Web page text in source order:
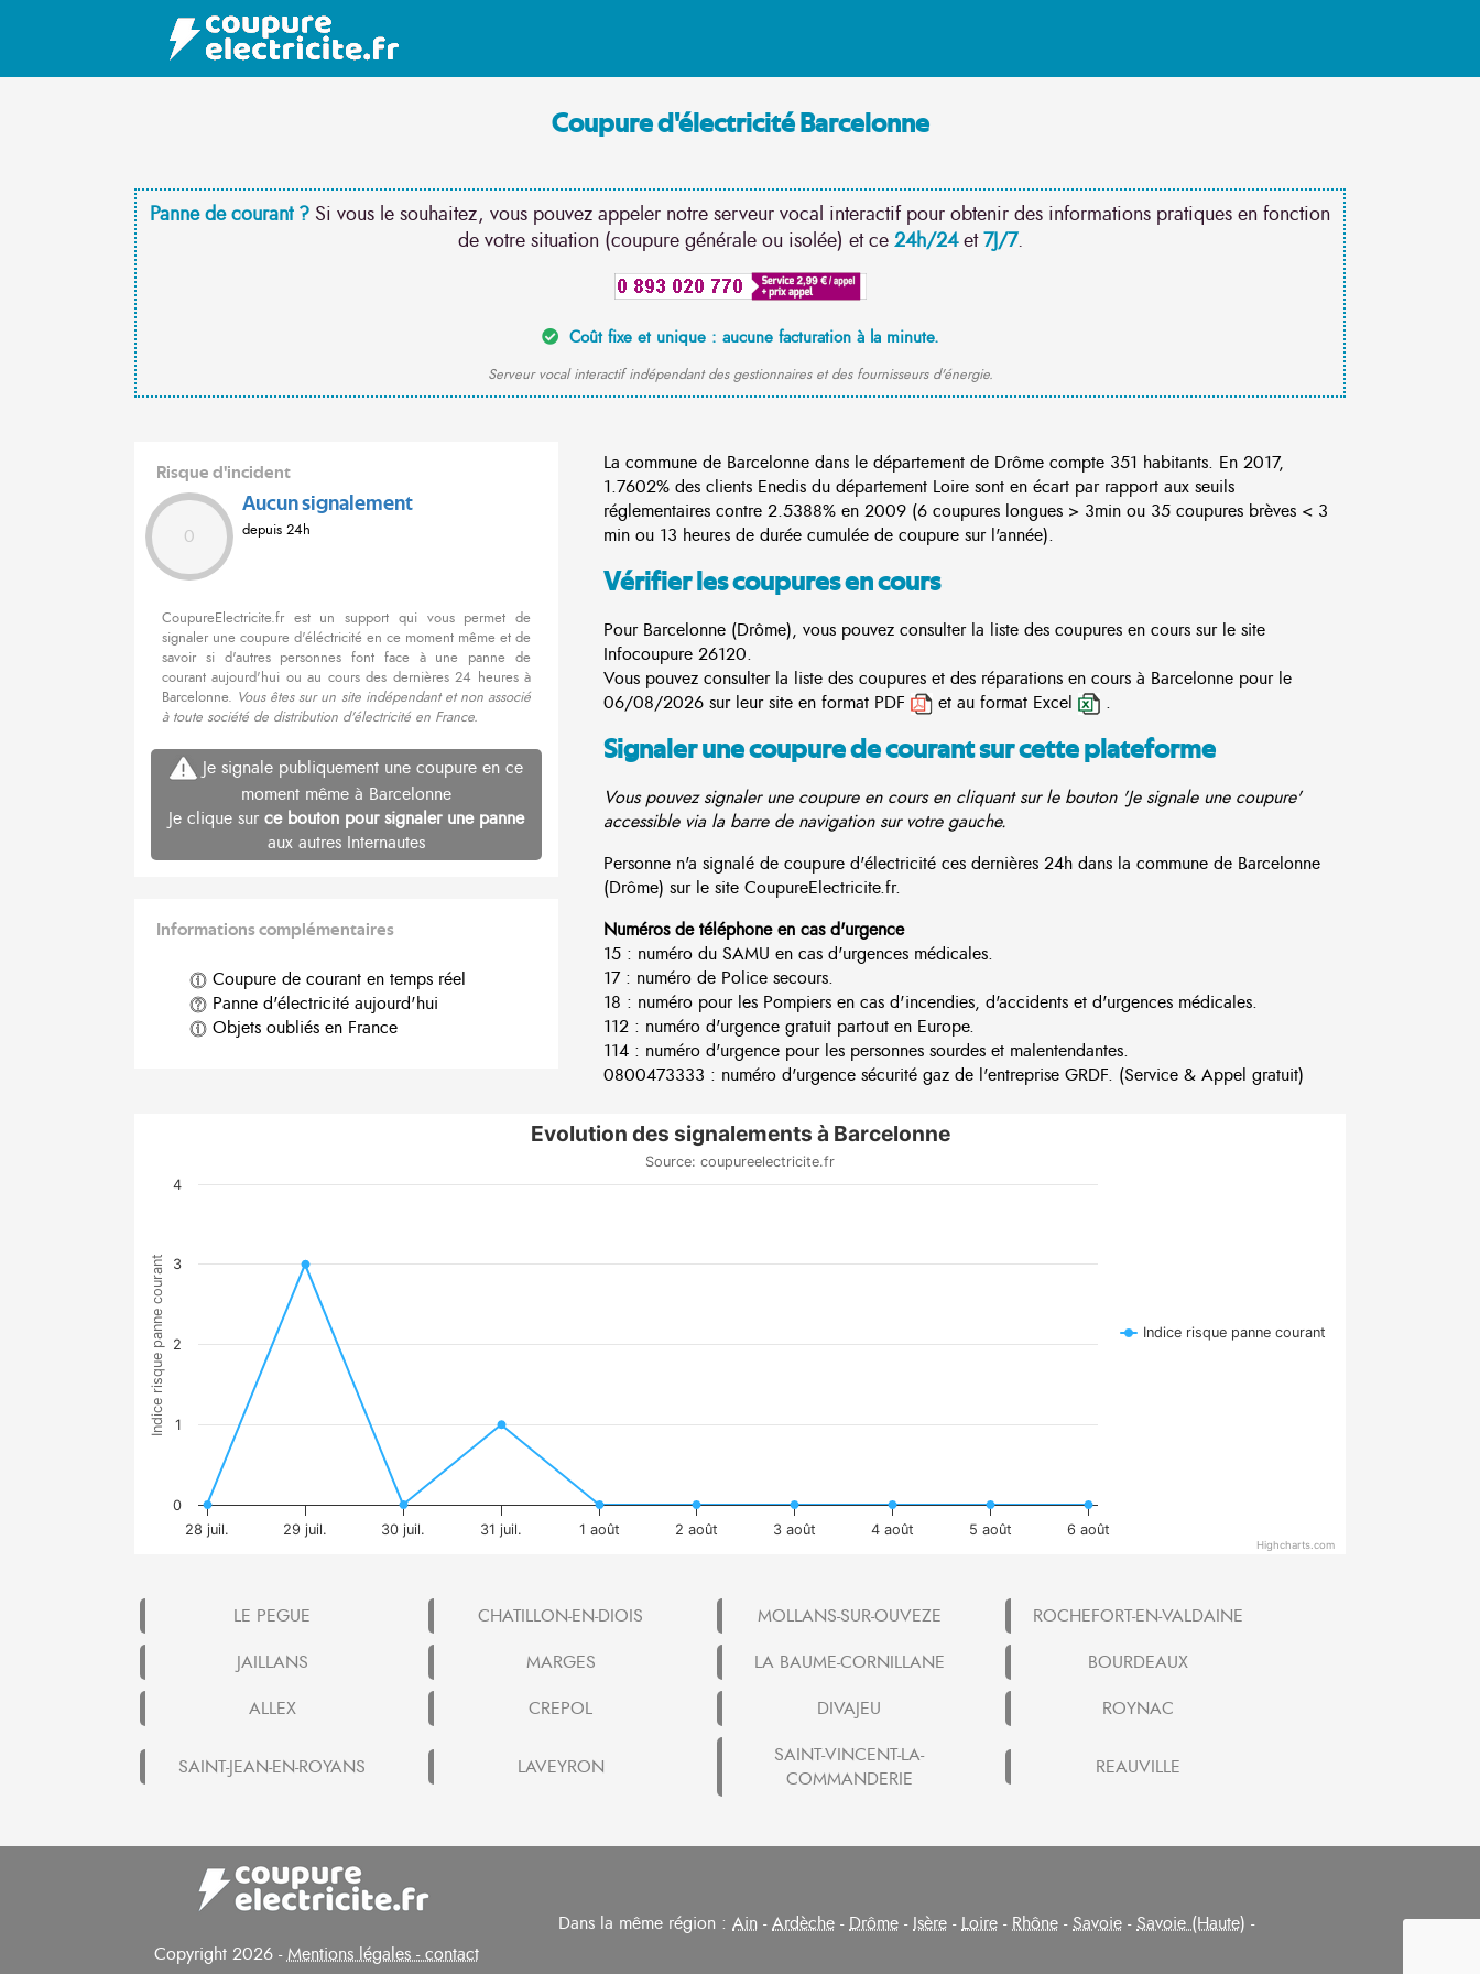
Coupure d'électricité Barcelonne
Panne de courant ? Si vous le souhaitez, vous pouvez appeler notre serveur vocal interactif pour obtenir des informations pratiques en fonction
de votre situation (coupure générale ou isolée) et ce 24h/24et7J/7.
Coût fixe et unique : aucune facturation à la minute.
Serveur vocal interactif indépendant des gestionnaires et des fournisseurs d'énergie.
Risque d'incident
0
Aucun signalement
depuis 24h
CoupureElectricite.fr est un support qui vous permet de
signaler une coupure d'éléctricité en ce moment même et de
savoir si d'autres personnes font face à une panne de
courant aujourd'hui ou au cours des dernières 24 heures à
Barcelonne. Vous êtes sur un site indépendant et non associé
à toute société de distribution d'électricité en France.
Je signale publiquement une coupure en ce
moment même à Barcelonne
Je clique sur ce bouton pour signaler une panne
aux autres Internautes
Informations complémentaires
Coupure de courant en temps réel
Panne d'électricité aujourd'hui
Objets oubliés en France
La commune de Barcelonne dans le département de Drôme compte 351 habitants. En 2017,
1.7602% des clients Enedis du département Loire sont en écart par rapport aux seuils
réglementaires contre 2.5388% en 2009 (6 coupures longues > 3min ou 35 coupures brèves < 3
min ou 13 heures de durée cumulée de coupure sur l'année).
Vérifier les coupures en cours
Pour Barcelonne (Drôme), vous pouvez consulter la liste des coupures en cours sur le site
Infocoupure 26120.
Vous pouvez consulter la liste des coupures et des réparations en cours à Barcelonne pour le
06/08/2026 sur leur site en format PDF
et au format Excel .
Signaler une coupure de courant sur cette plateforme
Vous pouvez signaler une coupure en cours en cliquant sur le bouton 'Je signale une coupure'
accessible via la barre de navigation sur votre gauche.
Personne n'a signalé de coupure d'électricité ces dernières 24h dans la commune de Barcelonne
(Drôme) sur le site CoupureElectricite.fr.
Numéros de téléphone en cas d'urgence
15 : numéro du SAMU en cas d'urgences médicales.
17 : numéro de Police secours.
18 : numéro pour les Pompiers en cas d'incendies, d'accidents et d'urgences médicales.
112 : numéro d'urgence gratuit partout en Europe.
114 : numéro d'urgence pour les personnes sourdes et malentendantes.
0800473333 : numéro d'urgence sécurité gaz de l'entreprise GRDF. (Service & Appel gratuit)
Indice risque panne courant
Evolution des signalements à Barcelonne
Source: coupureelectricite.fr
Indice risque panne courant
28 juil. 29 juil. 30 juil. 31 juil. 1 août 2 août 3 août 4 août 5 août 6 août
0
1
2
3
4
Highcharts.com
LE PEGUE CHATILLON-EN-DIOIS MOLLANS-SUR-OUVEZE
ROCHEFORT-EN-VALDAINE
JAILLANS
MARGES LA BAUME-CORNILLANE
BOURDEAUX
ALLEX
CREPOL DIVAJEU ROYNAC
SAINT-JEAN-EN-ROYANS LAVEYRON
SAINT-VINCENT-LA-
COMMANDERIE
REAUVILLE
Copyright 2026 -Mentions légales - contact
Dans la même région : Ain -Ardèche -Drôme -Isère -Loire -Rhône -Savoie -Savoie (Haute) -